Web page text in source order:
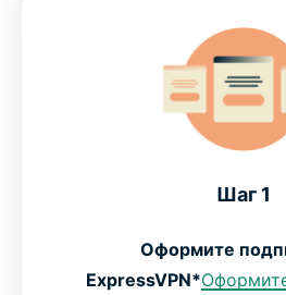
Шаг 1
Оформите
ExpressVPN*